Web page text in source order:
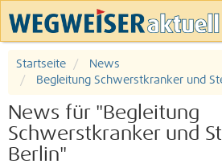
Startseite
News
Begleitung Schwerstkranker und
News für "Begleitung
Schwerstkranker und
Berlin"